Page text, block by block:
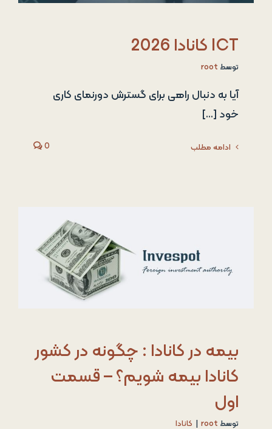
ICT کانادا 2026
توسط root
آیا به دنبال راهی برای گسترش دورنمای کاری
خود [...]
ادامه مطلب 0
بیمه در کانادا : چگونه در کشور
کانادا بیمه شویم؟ – قسمت
اول
توسط root کانادا